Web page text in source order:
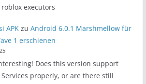
executors
APK zuAndroid 6.0.1 Marshmellow für
1 erschienen
Does this version support
Services properly, or are there still